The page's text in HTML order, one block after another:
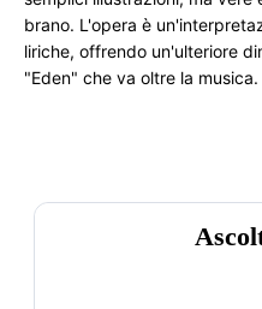
brano. L'opera è
liriche, offrendo un'ulteriore
"Eden" che va oltre la musica.